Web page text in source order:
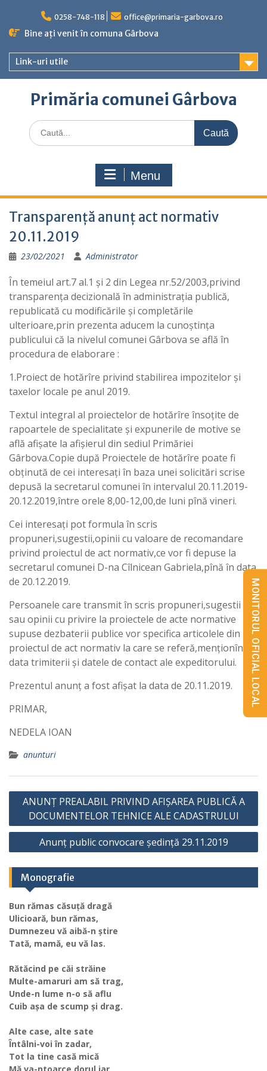
content
0258-748-118 office@primaria-garbova.ro
Bine ați venit în comuna Gârbova
Link-uri utile
Primăria comunei Gârbova
Caută
for:
Menu
Transparență anunț act normativ
20.11.2019
23/02/2021 Administrator
În temeiul art.7 al.1 și 2 din Legea nr.52/2003,privind
transparența decizională în administrația publică,
republicată cu modificările și completările
ulterioare,prin prezenta aducem la cunoștința
publicului că la nivelul comunei Gârbova se află în
procedura de elaborare :
1.Proiect de hotărîre privind stabilirea impozitelor și
taxelor locale pe anul 2019.
Textul integral al proiectelor de hotărîre însoțite de
rapoartele de specialitate și expunerile de motive se
află afișate la afișierul din sediul Primăriei
Gârbova.Copie după Proiectele de hotărîre poate fi
obținută de cei interesați în baza unei solicitări scrise
depusă la secretarul comunei în intervalul 20.11.2019-
20.12.2019,între orele 8,00-12,00,de luni pînă vineri.
Cei interesați pot formula în scris
propuneri,sugestii,opinii cu valoare de recomandare
privind proiectul de act normativ,ce vor fi depuse la
secretarul comunei D-na Cîlnicean Gabriela,pînă în data
de 20.12.2019.
Persoanele care transmit în scris propuneri,sugestii
sau opinii cu privire la proiectele de acte normative
supuse dezbaterii publice vor specifica articolele din
proiectul de act normativ la care se referă,menționînd
data trimiterii și datele de contact ale expeditorului.
Prezentul anunț a fost afișat la data de 20.11.2019.
PRIMAR,
NEDELA IOAN
anunturi
Navigare
articole
ANUNȚ PREALABIL PRIVIND AFIȘAREA PUBLICĂ A
DOCUMENTELOR TEHNICE ALE CADASTRULUI
Anunț public convocare ședință 29.11.2019
Monografie
Bun rămas căsuță dragă
Ulicioară, bun rămas,
Dumnezeu vă aibă-n știre
Tată, mamă, eu vă las.
Rătăcind pe căi străine
Multe-amaruri am să trag,
Unde-n lume n-o să aflu
Cuib așa de scump și drag.
Alte case, alte sate
Întâlni-voi în zadar,
Tot la tine casă mică
MONITORUL OFICIAL LOCAL